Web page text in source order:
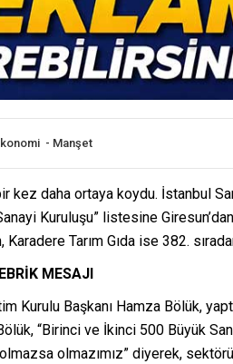
- Manşet
kez daha ortaya koydu. İstanbul
Kuruluşu” listesine
Karadere Tarım Gıda ise 382.
MESAJI
Kurulu Başkanı Hamza Bölük,
“Birinci ve İkinci 500 Büyük
olmazımız” diyerek,